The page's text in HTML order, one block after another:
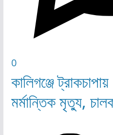
0
কালিগঞ্জে
মর্মান্তিক মৃত্যু,